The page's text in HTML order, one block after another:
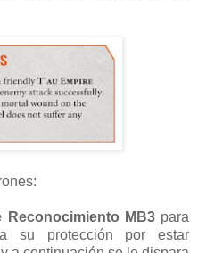
Reconocimiento MB3 para
su protección por estar